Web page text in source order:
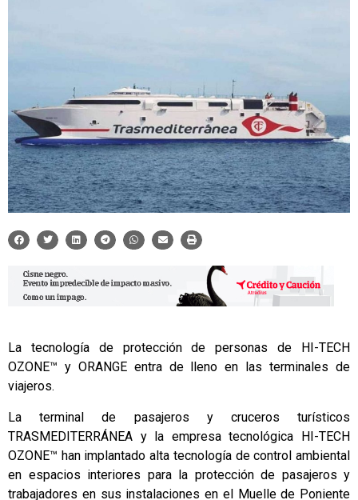
La tecnología de protección de personas de HI-TECH
OZONE™ y ORANGE entra de lleno en las terminales de
viajeros.
La terminal de pasajeros y cruceros turísticos
TRASMEDITERRÁNEA y la empresa tecnológica HI-TECH
OZONE™ han implantado alta tecnología de control ambiental
en espacios interiores para la protección de pasajeros y
trabajadores en sus instalaciones en el Muelle de Poniente